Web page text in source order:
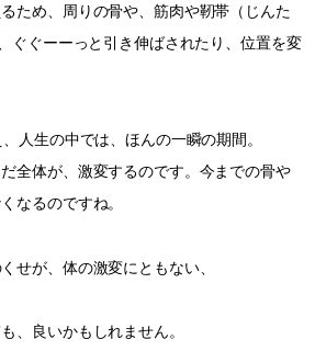
ため、周りの骨や、筋肉や靭帯（じんた
ぐぐーーっと引き伸ばされたり、位置を変
人生の中では、ほんの一瞬の期間。
全体が、激変するのです。今までの骨や
なるのですね。
せが、体の激変にともない、
、良いかもしれません。